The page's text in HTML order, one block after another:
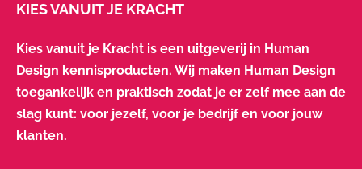
KIES VANUIT JE KRACHT
Kies vanuit je Kracht is een uitgeverij in Human
Design kennisproducten. Wij maken Human Design
toegankelijk en praktisch zodat je er zelf mee aan de
slag kunt: voor jezelf, voor je bedrijf en voor jouw
klanten.